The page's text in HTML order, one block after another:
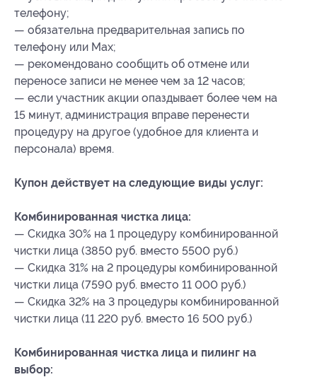
телефону;
— обязательна предварительная запись по
телефону или Max;
— рекомендовано сообщить об отмене или
переносе записи не менее чем за 12 часов;
— если участник акции опаздывает более чем на
15 минут, администрация вправе перенести
процедуру на другое (удобное для клиента и
персонала) время.
Купон действует на следующие виды услуг:
Комбинированная чистка лица:
— Скидка 30% на 1 процедуру комбинированной
чистки лица (3850 руб. вместо 5500 руб.)
— Скидка 31% на 2 процедуры комбинированной
чистки лица (7590 руб. вместо 11 000 руб.)
— Скидка 32% на 3 процедуры комбинированной
чистки лица (11 220 руб. вместо 16 500 руб.)
Комбинированная чистка лица и пилинг на
выбор: